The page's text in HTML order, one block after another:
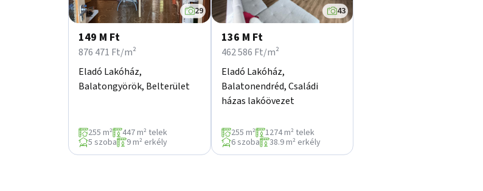
29
149 M Ft
876 471 Ft/m²
Eladó Lakóház,
Balatongyörök, Belterület
255 m²
447 m² telek
5 szoba
9 m² erkély
43
136 M Ft
462 586 Ft/m²
Eladó Lakóház,
Balatonendréd, Családi
házas lakóövezet
255 m²
1274 m² telek
6 szoba
38.9 m² erkély